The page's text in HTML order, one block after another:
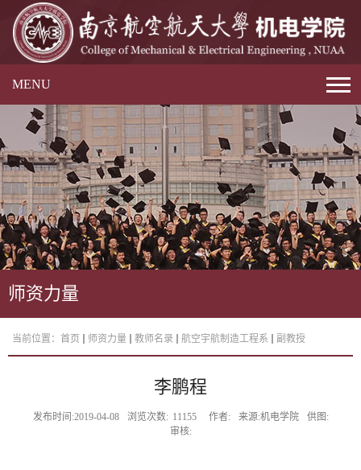
MENU
师资力量
当前位置： 首页 师资力量 教师名录 航空宇航制造工程系 副教授
李鹏程
发布时间:2019-04-08 浏览次数: 11155 作者: 来源:机电学院
供图:
审核: